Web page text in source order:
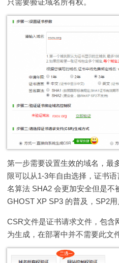
只需要验证域名所有权。
第一步需要设置生效的域名，最
限可以从1-3年自由选择，证书
名算法 SHA2 会更加安全但是不
GHOST XP SP3 的普及，SP2用
CSR文件是证书请求文件，包含
为生成，在部署中并不需要此文件